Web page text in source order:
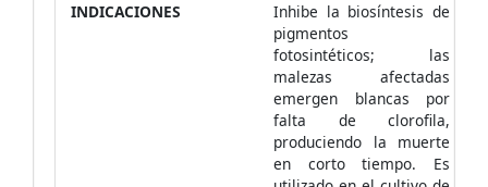
INDICACIONES
Inhibe la biosíntesis de
pigmentos
fotosintéticos; las
malezas afectadas
emergen blancas por
falta de clorofila,
produciendo la muerte
en corto tiempo. Es